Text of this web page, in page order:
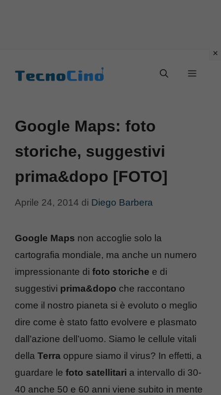
Menu
Google Maps: foto
storiche, suggestivi
prima&dopo [FOTO]
Aprile 24, 2014 di Diego Barbera
Google Maps non accoglie solo la
cartografia mondiale, ma anche un numero
impressionante di foto storiche e di
suggestivi prima&dopo che raccontano
come il nostro pianeta si è evoluto o meglio
dire come è stato fatto evolvere e plasmato
dall’azione dell’uomo. Siamo le cellule vitali
della Terra oppure siamo il virus? In effetti, a
guardare le foto satellitari a intervallo di 30-
40 anche 50 e 60 anni viene subito in mente